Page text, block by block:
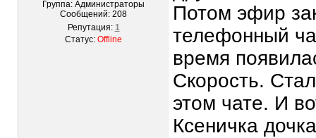
Группа: Администраторы
Сообщений: 208
Репутация: 1
Статус: Offline
Потом эфир
телефонный
время
Скорость.
этом чате. И
Ксеничка